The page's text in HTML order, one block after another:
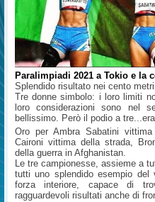
Paralimpiadi 2021 a Tokio e la
Splendido risultato nei cento
Tre donne simbolo: i loro limiti
loro considerazioni sono nel
bellissimo. Però il podio a
Oro per Ambra Sabatini
Caironi vittima della strada,
della guerra in Afghanistan.
Le tre campionesse, assieme a
tutti uno splendido esempio
forza interiore, capace di
ragguardevoli risultati anche di